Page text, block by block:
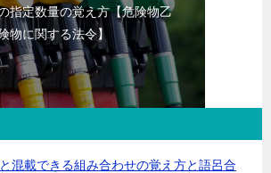
指定数量の覚え方【危険物乙
物に関する法令】
混載できる組み合わせの覚え方と語呂合